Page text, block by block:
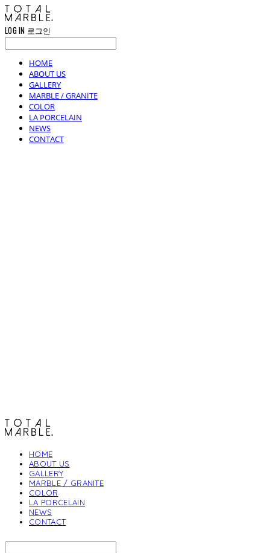
LOG IN 로그인
HOME
ABOUT US
GALLERY
MARBLE / GRANITE
COLOR
LA PORCELAIN
NEWS
CONTACT
HOME
ABOUT US
GALLERY
MARBLE / GRANITE
COLOR
LA PORCELAIN
NEWS
CONTACT